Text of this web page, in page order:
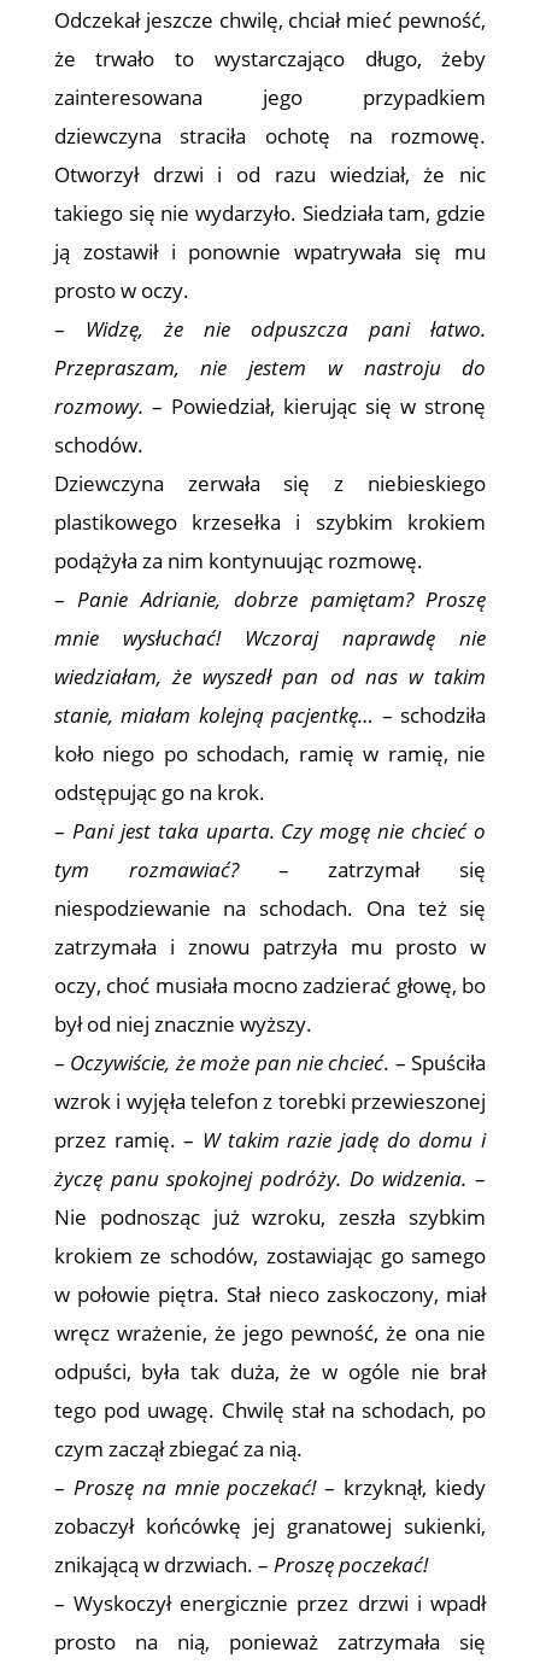
Odczekał jeszcze chwilę, chciał mieć pewność,
że trwało to wystarczająco długo, żeby
zainteresowana jego przypadkiem
dziewczyna straciła ochotę na rozmowę.
Otworzył drzwi i od razu wiedział, że nic
takiego się nie wydarzyło. Siedziała tam, gdzie
ją zostawił i ponownie wpatrywała się mu
prosto w oczy.
– Widzę, że nie odpuszcza pani łatwo.
Przepraszam, nie jestem w nastroju do
rozmowy. – Powiedział, kierując się w stronę
schodów.
Dziewczyna zerwała się z niebieskiego
plastikowego krzesełka i szybkim krokiem
podążyła za nim kontynuując rozmowę.
–Panie Adrianie, dobrze pamiętam? Proszę
mnie wysłuchać! Wczoraj naprawdę nie
wiedziałam, że wyszedł pan od nas w takim
stanie, miałam kolejną pacjentkę… – schodziła
koło niego po schodach, ramię w ramię, nie
odstępując go na krok.
– Pani jest taka uparta. Czy mogę nie chcieć o
tym rozmawiać?– zatrzymał się
niespodziewanie na schodach. Ona też się
zatrzymała i znowu patrzyła mu prosto w
oczy, choć musiała mocno zadzierać głowę, bo
był od niej znacznie wyższy.
– Oczywiście, że może pan nie chcieć. – Spuściła
wzrok i wyjęła telefon z torebki przewieszonej
przez ramię. – W takim razie jadę do domu i
życzę panu spokojnej podróży. Do widzenia. –
Nie podnosząc już wzroku, zeszła szybkim
krokiem ze schodów, zostawiając go samego
w połowie piętra. Stał nieco zaskoczony, miał
wręcz wrażenie, że jego pewność, że ona nie
odpuści, była tak duża, że w ogóle nie brał
tego pod uwagę. Chwilę stał na schodach, po
czym zaczął zbiegać za nią.
– Proszę na mnie poczekać!– krzyknął, kiedy
zobaczył końcówkę jej granatowej sukienki,
znikającą w drzwiach. – Proszę poczekać!
– Wyskoczył energicznie przez drzwi i wpadł
prosto na nią, ponieważ zatrzymała się